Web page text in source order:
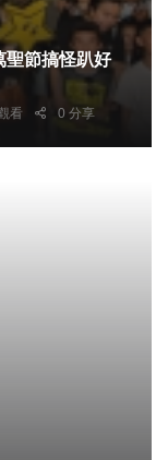
看 0 分享